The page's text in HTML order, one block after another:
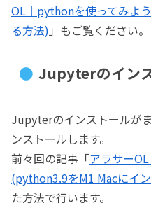
OL｜pythonを使ってみよ
る方法) 」もご覧ください。
Jupyterのイン
Jupyterのインストールが
ンストールします。
前々回の記事「アラサー
(python3.9をM1 Macにイ
た方法で行います。